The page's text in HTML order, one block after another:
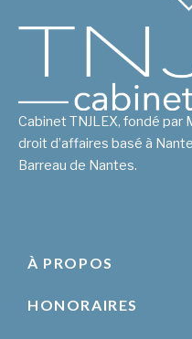
Cabinet TNJLEX, fondé par
droit d’affaires basé à
Barreau de Nantes.
À PROPOS
HONORAIRES